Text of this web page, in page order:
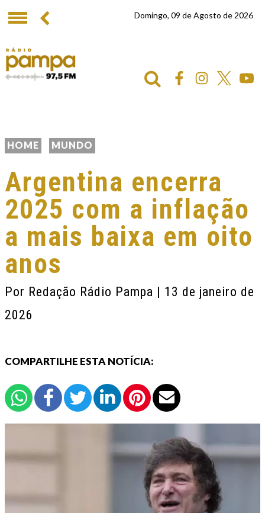
Domingo, 09 de Agosto de 2026
HOME MUNDO
Argentina encerra
2025 com a inflação
a mais baixa em oito
anos
Por Redação Rádio Pampa | 13 de janeiro de
2026
COMPARTILHE ESTA NOTÍCIA: